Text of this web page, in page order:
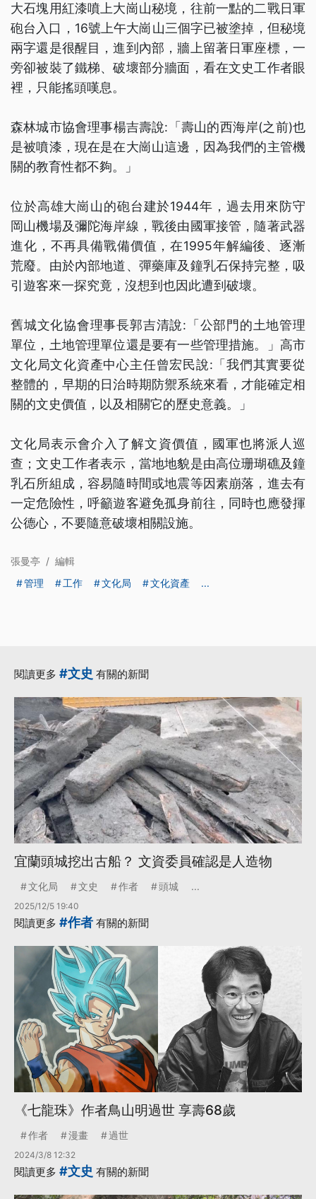
大石塊用紅漆噴上大崗山秘境，往前一點的二戰日軍
砲台入口，16號上午大崗山三個字已被塗掉，但秘境
兩字還是很醒目，進到內部，牆上留著日軍座標，一
旁卻被裝了鐵梯、破壞部分牆面，看在文史工作者眼
裡，只能搖頭嘆息。
森林城市協會理事楊吉壽說:「壽山的西海岸(之前)也
是被噴漆，現在是在大崗山這邊，因為我們的主管機
關的教育性都不夠。」
位於高雄大崗山的砲台建於1944年，過去用來防守
岡山機場及彌陀海岸線，戰後由國軍接管，隨著武器
進化，不再具備戰備價值，在1995年解編後、逐漸
荒廢。由於內部地道、彈藥庫及鐘乳石保持完整，吸
引遊客來一探究竟，沒想到也因此遭到破壞。
舊城文化協會理事長郭吉清說:「公部門的土地管理
單位，土地管理單位還是要有一些管理措施。」高市
文化局文化資產中心主任曾宏民說:「我們其實要從
整體的，早期的日治時期防禦系統來看，才能確定相
關的文史價值，以及相關它的歷史意義。」
文化局表示會介入了解文資價值，國軍也將派人巡
查；文史工作者表示，當地地貌是由高位珊瑚礁及鐘
乳石所組成，容易隨時間或地震等因素崩落，進去有
一定危險性，呼籲遊客避免孤身前往，同時也應發揮
公德心，不要隨意破壞相關設施。
張曼亭 / 編輯
管理
工作 文化局 文化資產 ...
閱讀更多 #文史 有關的新聞
宜蘭頭城挖出古船？ 文資委員確認是人造物
文化局 文史 作者 頭城 ...
2025/12/5 19:40
閱讀更多 #作者 有關的新聞
《七龍珠》作者鳥山明過世 享壽68歲
作者 漫畫 過世
2024/3/8 12:32
閱讀更多 #文史 有關的新聞